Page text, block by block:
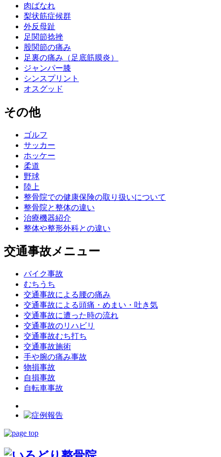
肉ばなれ
梨状筋症候群
外反母趾
足関節捻挫
股関節の痛み
足裏の痛み（足底筋膜炎）
ジャンパー膝
シンスプリント
オスグッド
その他
ゴルフ
サッカー
ホッケー
柔道
野球
陸上
整骨院での健康保険の取り扱いについて
整骨院と整体の違い
治療機器紹介
整体や整形外科との違い
交通事故メニュー
バイク事故
むちうち
交通事故による腰の痛み
交通事故による頭痛・めまい・吐き気
交通事故に遭った時の流れ
交通事故のリハビリ
交通事故むち打ち
交通事故施術
手や腕の痛み事故
物損事故
自損事故
自転車事故